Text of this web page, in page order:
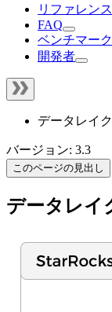
リファレンス
FAQ
ベンチマーク
開発者
データレイク
バージョン: 3.3
このページの見出し
データレイ